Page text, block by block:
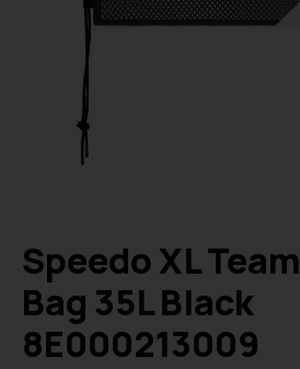
Speedo XL
Bag 35L Black
8E000213009